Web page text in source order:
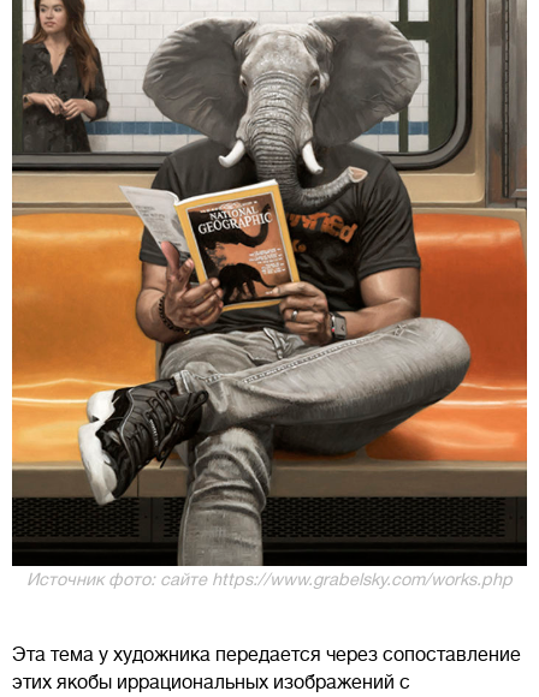
Источник фото: сайте https://www.grabelsky.com/works.php
Эта тема у художника передается через сопоставление
этих якобы иррациональных изображений с